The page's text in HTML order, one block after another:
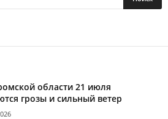
области 21 июля
грозы и сильный ветер